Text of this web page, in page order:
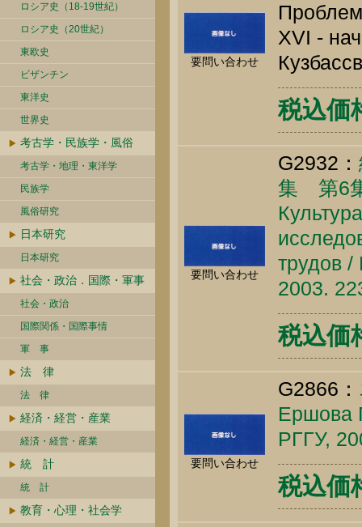
ロシア史（18-19世紀）
ロシア史（20世紀）
東欧史
ビザンチン
東洋史
世界史
考古学・民族学・風俗
考古学・地理・東洋学
民族学
風俗研究
日本研究
日本研究
社会・政治．国際・軍事
社会・政治
国際関係・国際事情
軍 事
法 律
法 律
経済・経営・産業
経済・経営・産業
統 計
統 計
教育・心理・社会学
要問い合わせ
XVI -
税込価
要問い合わせ
G2932：
集 第6
трудов
2003.
税込価
要問い合わせ
G2866：
Ершова
РГГУ,
税込価